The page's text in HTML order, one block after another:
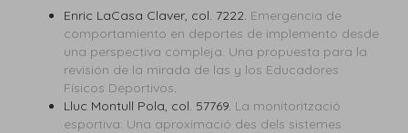
Enric LaCasa Claver, col. 7222. Emergencia de
comportamiento en deportes de implemento desde
una perspectiva compleja. Una propuesta para la
revisión de la mirada de las y los Educadores
Físicos Deportivos.
Lluc Montull Pola, col. 57769. La monitorització
esportiva: Una aproximació des dels sistemes